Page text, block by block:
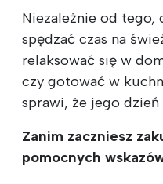
Niezależnie od tego,
spędzać czas na
relaksować się w
czy gotować w
sprawi, że jego
Zanim zaczniesz
pomocnych